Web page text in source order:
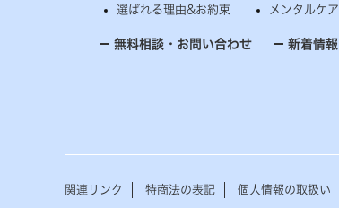
選ばれる理由&お約束
メンタルケア
無料相談・お問い合わせ 新着情報
関連リンク 特商法の表記 個人情報の取扱い